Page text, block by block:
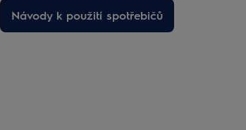
Návody k použití spotřebičů